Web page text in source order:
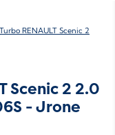
Turbo RENAULT Scenic 2
Scenic 2 2.0
- Jrone